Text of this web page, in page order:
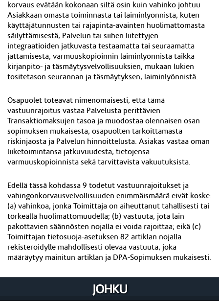
korvaus evätään kokonaan siltä osin kuin vahinko johtuu
Asiakkaan omasta toiminnasta tai laiminlyönnistä, kuten
käyttäjätunnusten tai rajapinta-avainten huolimattomasta
säilyttämisestä, Palvelun tai siihen liitettyjen
integraatioiden jatkuvasta testaamatta tai seuraamatta
jättämisestä, varmuuskopioinnin laiminlyönnistä taikka
kirjanpito- ja täsmäytysvelvollisuuksien, mukaan lukien
tositetason seurannan ja täsmäytyksen, laiminlyönnistä.
Osapuolet toteavat nimenomaisesti, että tämä
vastuunrajoitus vastaa Palvelusta perittävien
Transaktiomaksujen tasoa ja muodostaa olennaisen osan
sopimuksen mukaisesta, osapuolten tarkoittamasta
riskinjaosta ja Palvelun hinnoittelusta. Asiakas vastaa oman
liiketoimintansa jatkuvuudesta, tietojensa
varmuuskopioinnista sekä tarvittavista vakuutuksista.
Edellä tässä kohdassa 9 todetut vastuunrajoitukset ja
vahingonkorvausvelvollisuuden enimmäismäärä eivät koske:
(a) vahinkoa, jonka Toimittaja on aiheuttanut tahallisesti tai
törkeällä huolimattomuudella; (b) vastuuta, jota lain
pakottavien säännösten nojalla ei voida rajoittaa; eikä (c)
Toimittajan tietosuoja-asetuksen 82 artiklan nojalla
rekisteröidylle mahdollisesti olevaa vastuuta, joka
määräytyy mainitun artiklan ja DPA-Sopimuksen mukaisesti.
Korvausvaatimuksen edellytyksenä on, että Asiakas on
reklamoinut virheestä kohdan 14.1 mukaisesti.